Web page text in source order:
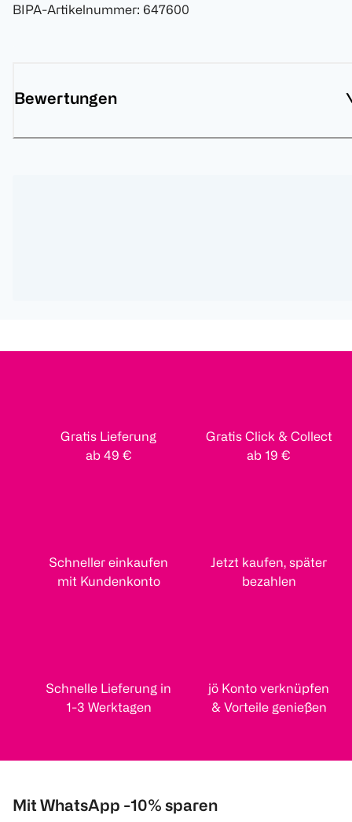
BIPA-Artikelnummer: 647600
Bewertungen
Gratis Lieferung
ab 49 €
Gratis Click & Collect
ab 19 €
Schneller einkaufen
mit Kundenkonto
Jetzt kaufen, später
bezahlen
Schnelle Lieferung in
1-3 Werktagen
jö Konto verknüpfen
& Vorteile genießen
Mit WhatsApp -10% sparen